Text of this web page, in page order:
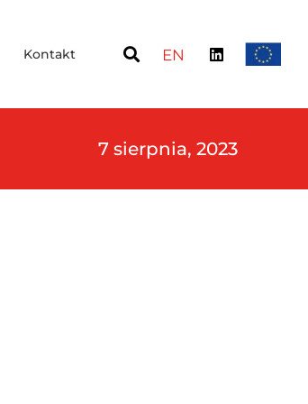
Kontakt EN
7 sierpnia, 2023